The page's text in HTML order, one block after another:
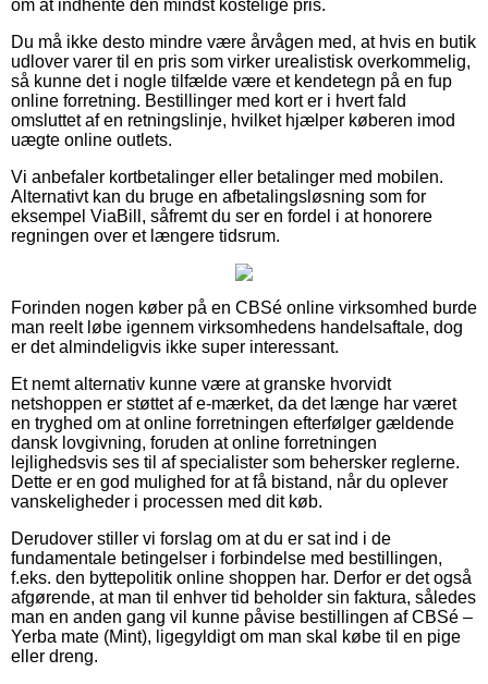
om at indhente den mindst kostelige pris.
Du må ikke desto mindre være årvågen med, at hvis en butik
udlover varer til en pris som virker urealistisk overkommelig,
så kunne det i nogle tilfælde være et kendetegn på en fup
online forretning. Bestillinger med kort er i hvert fald
omsluttet af en retningslinje, hvilket hjælper køberen imod
uægte online outlets.
Vi anbefaler kortbetalinger eller betalinger med mobilen.
Alternativt kan du bruge en afbetalingsløsning som for
eksempel ViaBill, såfremt du ser en fordel i at honorere
regningen over et længere tidsrum.
Forinden nogen køber på en CBSé online virksomhed burde
man reelt løbe igennem virksomhedens handelsaftale, dog
er det almindeligvis ikke super interessant.
Et nemt alternativ kunne være at granske hvorvidt
netshoppen er støttet af e-mærket, da det længe har været
en tryghed om at online forretningen efterfølger gældende
dansk lovgivning, foruden at online forretningen
lejlighedsvis ses til af specialister som behersker reglerne.
Dette er en god mulighed for at få bistand, når du oplever
vanskeligheder i processen med dit køb.
Derudover stiller vi forslag om at du er sat ind i de
fundamentale betingelser i forbindelse med bestillingen,
f.eks. den byttepolitik online shoppen har. Derfor er det også
afgørende, at man til enhver tid beholder sin faktura, således
man en anden gang vil kunne påvise bestillingen af CBSé –
Yerba mate (Mint), ligegyldigt om man skal købe til en pige
eller dreng.